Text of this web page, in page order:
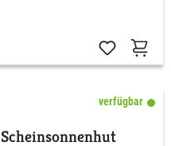
verfügbar
Scheinsonnenhut